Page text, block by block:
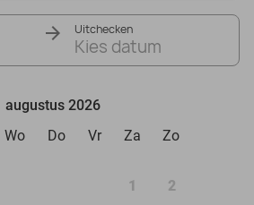
Uitchecken
Kies datum
augustus 2026
Wo Do Vr Za Zo
1 2